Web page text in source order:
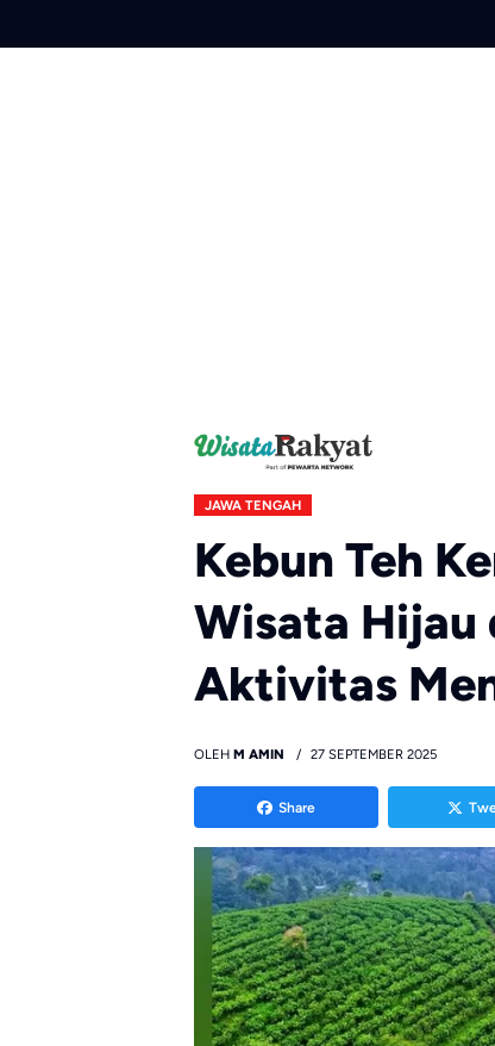
JAWA TENGAH
Kebun Teh
Wisata Hijau
Aktivitas
OLEH M AMIN 27 SEPTEMBER 2025
Share